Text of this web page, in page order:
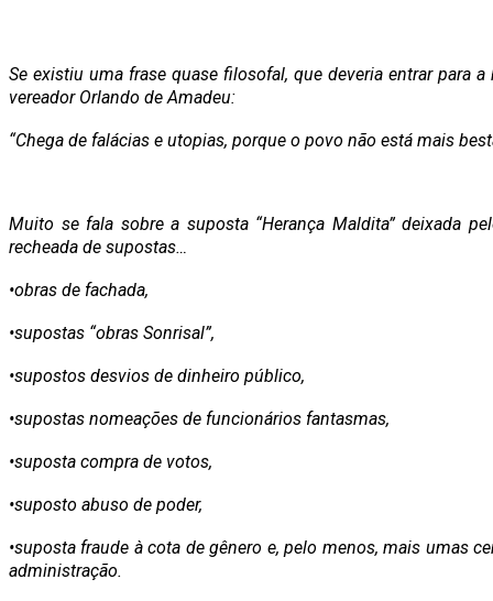
Se existiu uma frase quase filosofal, que deveria entrar para
vereador Orlando de Amadeu:
“Chega de falácias e utopias, porque o povo não está mais
Muito se fala sobre a suposta “Herança Maldita” deixada
recheada de supostas…
•obras de fachada,
•supostas “obras Sonrisal”,
•supostos desvios de dinheiro público,
•supostas nomeações de funcionários fantasmas,
•suposta compra de votos,
•suposto abuso de poder,
•suposta fraude à cota de gênero e, pelo menos, mais umas
administração.